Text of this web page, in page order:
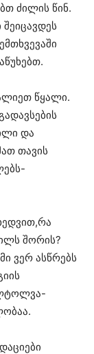
ძილის წინ.
წყალი.
და
თავის
შორის?
ვერ ასწრებს